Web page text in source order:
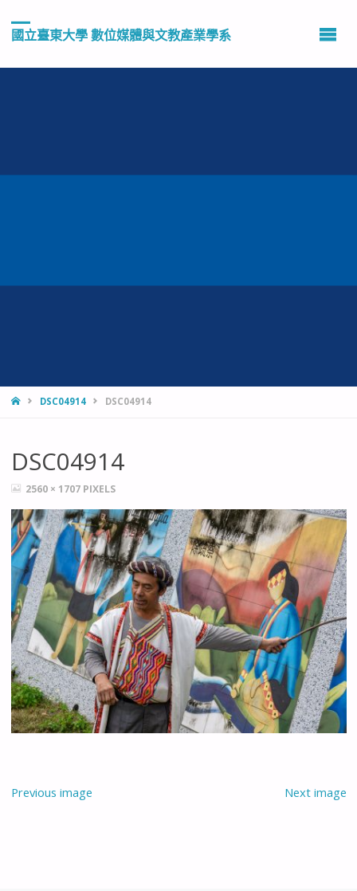
國立臺東大學 數位媒體與文教產業學系
HOMEDSC04914 DSC04914
DSC04914
FULL2560 × 1707 PIXELS
Previous image Next image